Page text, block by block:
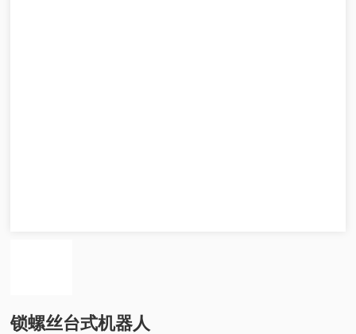
锁螺丝台式机器人